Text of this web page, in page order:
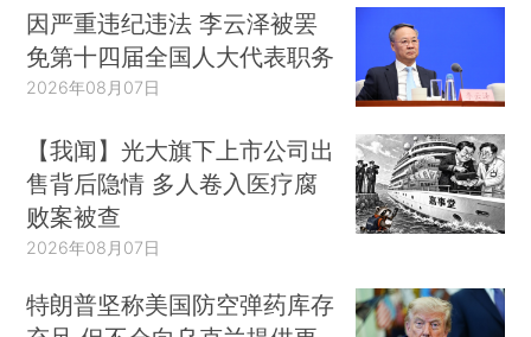
因严重违纪违法 李云泽被罢
免第十四届全国人大代表职务
2026年08月07日
【我闻】光大旗下上市公司出
售背后隐情 多人卷入医疗腐
败案被查
2026年08月07日
特朗普坚称美国防空弹药库存